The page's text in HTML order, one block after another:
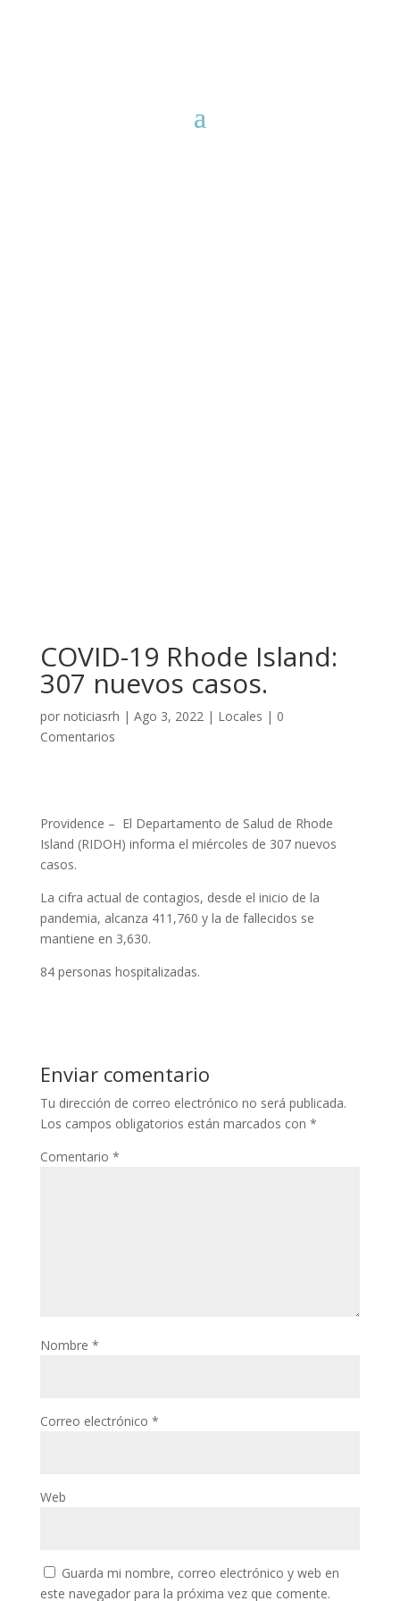
COVID-19 Rhode Island:
307 nuevos casos.
por noticiasrh | Ago 3, 2022| Locales | 0
Comentarios
Providence – El Departamento de Salud de Rhode
Island (RIDOH) informa el miércoles de 307 nuevos
casos.
La cifra actual de contagios, desde el inicio de la
pandemia, alcanza 411,760 y la de fallecidos se
mantiene en 3,630.
84 personas hospitalizadas.
Enviar comentario
Tu dirección de correo electrónico no será publicada.
Los campos obligatorios están marcados con *
Comentario *
Nombre *
Correo electrónico *
Web
Guarda mi nombre, correo electrónico y web en
este navegador para la próxima vez que comente.